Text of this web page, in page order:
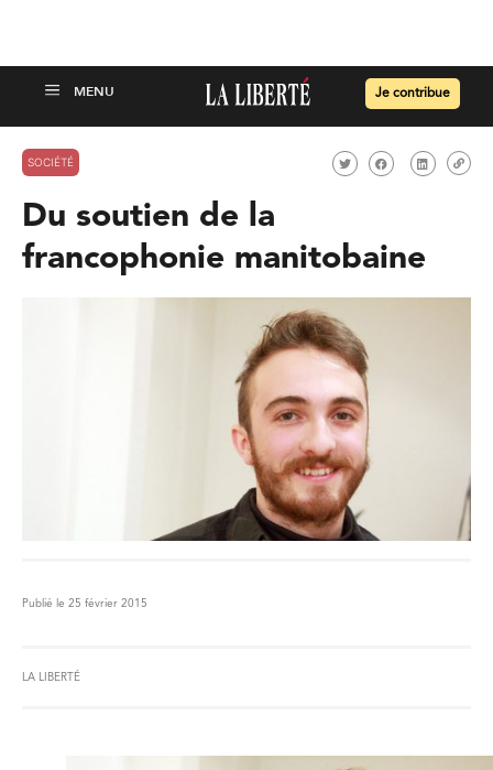
Je contribue
SOCIÉTÉ
Du soutien de la
francophonie manitobaine
Publié le 25 février 2015
LA LIBERTÉ